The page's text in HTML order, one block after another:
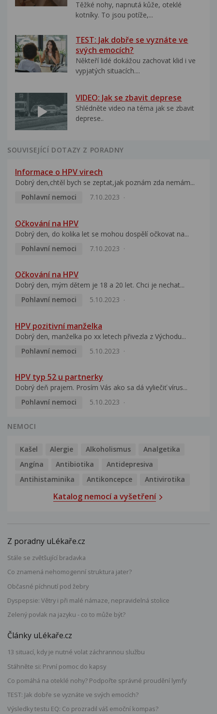
Těžké nohy, napnutá kůže, oteklé
kotníky. To jsou potíže,...
TEST: Jak dobře se vyznáte ve
svých emocích?
Někteří lidé dokážou zachovat klid i ve
vypjatých situacích....
VIDEO: Jak se zbavit deprese
Shlédněte video na téma jak se zbavit
deprese..
SOUVISEJÍCÍ DOTAZY Z PORADNY
Informace o HPV virech
Dobrý den,chtěl bych se zeptat,jak poznám zda nemám...
Pohlavní nemoci
7.10.2023
Očkování na HPV
Dobrý den, do kolika let se mohou dospělí očkovat na...
Pohlavní nemoci
7.10.2023
Očkování na HPV
Dobrý den, mým dětem je 18 a 20 let. Chci je nechat...
Pohlavní nemoci
5.10.2023
HPV pozitivní manželka
Dobrý den, manželka po xx letech přivezla z Východu...
Pohlavní nemoci
5.10.2023
HPV typ 52 u partnerky
Dobrý deň prajem. Prosím Vás ako sa dá vyliečiť vírus...
Pohlavní nemoci
5.10.2023
NEMOCI
Kašel Alergie Alkoholismus
Analgetika
Angína
Antibiotika
Antidepresiva
Antihistaminika
Antikoncepce Antivirotika
Katalog nemocí a vyšetření
Z poradny uLékaře.cz
Stále se zvětšující bradavka
Co znamená nehomogenní struktura jater?
Občasné píchnutí pod žebry
Dyspepsie: Větry i při malé námaze, nepravidelná stolice
Zelený povlak na jazyku - co to může být?
Články uLékaře.cz
13 situací, kdy je nutné volat záchrannou službu
Stáhněte si: První pomoc do kapsy
Co pomáhá na oteklé nohy? Podpořte správné proudění lymfy
TEST: Jak dobře se vyznáte ve svých emocích?
Výsledky testu EQ: Co prozradil váš emoční kompas?